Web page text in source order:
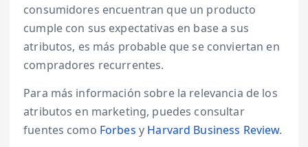
consumidores encuentran que un producto
cumple con sus expectativas en base a sus
atributos, es más probable que se conviertan en
compradores recurrentes.
Para más información sobre la relevancia de los
atributos en marketing, puedes consultar
fuentes como Forbes y Harvard Business Review.